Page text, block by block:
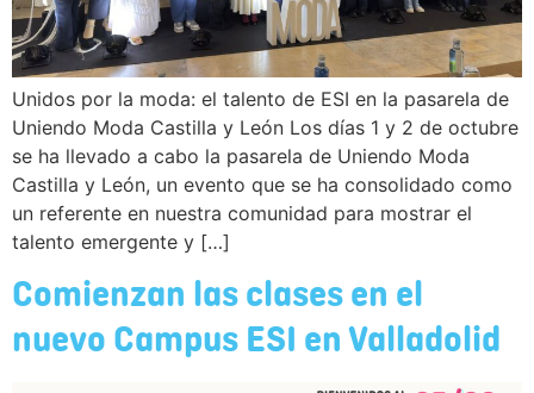
Unidos por la moda: el talento de ESI en la pasarela de
Uniendo Moda Castilla y León Los días 1 y 2 de octubre
se ha llevado a cabo la pasarela de Uniendo Moda
Castilla y León, un evento que se ha consolidado como
un referente en nuestra comunidad para mostrar el
talento emergente y […]
Comienzan las clases en el
nuevo Campus ESI en Valladolid